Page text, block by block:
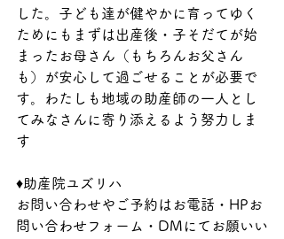
した。子ども達が健やかに育ってゆく
ためにもまずは出産後・子そだてが始
まったお母さん（もちろんお父さん
も）が安心して過ごせることが必要で
す。わたしも地域の助産師の一人とし
てみなさんに寄り添えるよう努力しま
す
♦助産院ユズリハ
お問い合わせやご予約はお電話・HPお
問い合わせフォーム・DMにてお願いい